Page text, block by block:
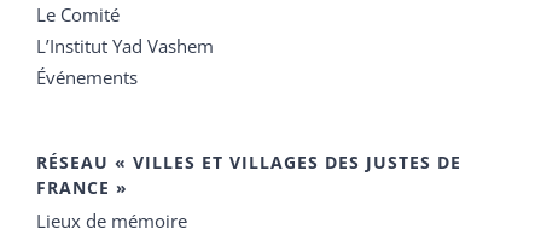
Le Comité
L’Institut Yad Vashem
Événements
RÉSEAU « VILLES ET VILLAGES DES JUSTES DE
FRANCE »
Lieux de mémoire